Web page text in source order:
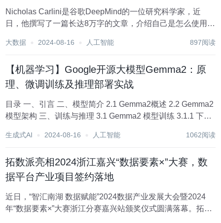
Nicholas Carlini是谷歌DeepMind的一位研究科学家，近
日，他撰写了一篇长达8万字的文章，介绍自己是怎么使用AI
只是他所有AI应用的不到2%。 文章地址:https://nich...
大数据 2024-08-16 人工智能 897阅读
【机器学习】Google开源大模型Gemma2：原
理、微调训练及推理部署实战
目录 一、引言 二、模型简介 2.1 Gemma2概述 2.2 Gemma2
模型架构 三、训练与推理 3.1 Gemma2 模型训练 3.1.1 下载
型实...
生成式AI 2024-08-16 人工智能 1062阅读
拓数派亮相2024浙江嘉兴“数据要素×”大赛，数
据平台产业项目签约落地
近日，“智汇南湖 数据赋能”2024数据产业发展大会暨2024
年“数据要素×”大赛浙江分赛嘉兴站颁奖仪式圆满落幕。拓数